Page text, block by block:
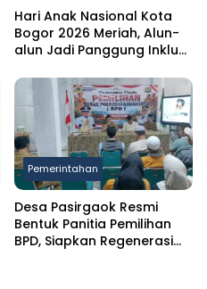
Hari Anak Nasional Kota
Bogor 2026 Meriah, Alun-
alun Jadi Panggung Inklusi
Pemerintahan
Desa Pasirgaok Resmi
Bentuk Panitia Pemilihan
BPD, Siapkan Regenerasi